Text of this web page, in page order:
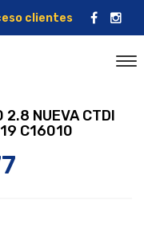
clientes
NUEVA CTDI
C16010